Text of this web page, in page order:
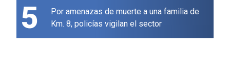
5
Por amenazas de muerte a una familia de
Km. 8, policías vigilan el sector